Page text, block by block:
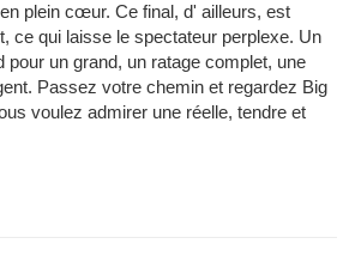
plein cœur. Ce final, d' ailleurs, est
ce qui laisse le spectateur perplexe. Un
pour un grand, un ratage complet, une
Passez votre chemin et regardez Big
voulez admirer une réelle, tendre et